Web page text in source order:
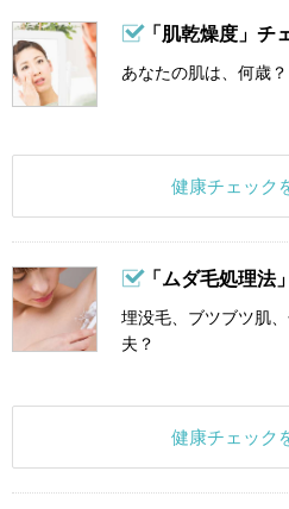
「肌乾燥度」チ
あなたの肌は、何歳
健康チェック
「ムダ毛処理法
埋没毛、ブツブツ肌
夫？
健康チェック